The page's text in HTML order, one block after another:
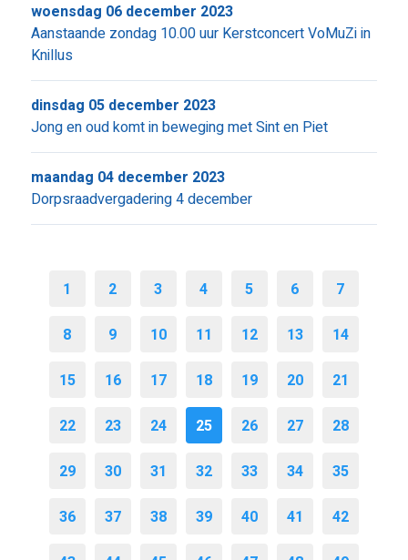
Aanstaande zondag 10.00 uur Kerstconcert VoMuZi in
Knillus
woensdag 06 december 2023
Jong en oud komt in beweging met Sint en Piet
dinsdag 05 december 2023
Dorpsraadvergadering 4 december
maandag 04 december 2023
1 2 3 4 5 6 7
8 9 10 11 12 13 14
15 16 17 18 19 20 21
22 23 24 25 26 27 28
29 30 31 32 33 34 35
36 37 38 39 40 41 42